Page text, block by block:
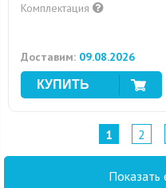
Комплектация
Доставим: 09.08.2026
1 2
Показать